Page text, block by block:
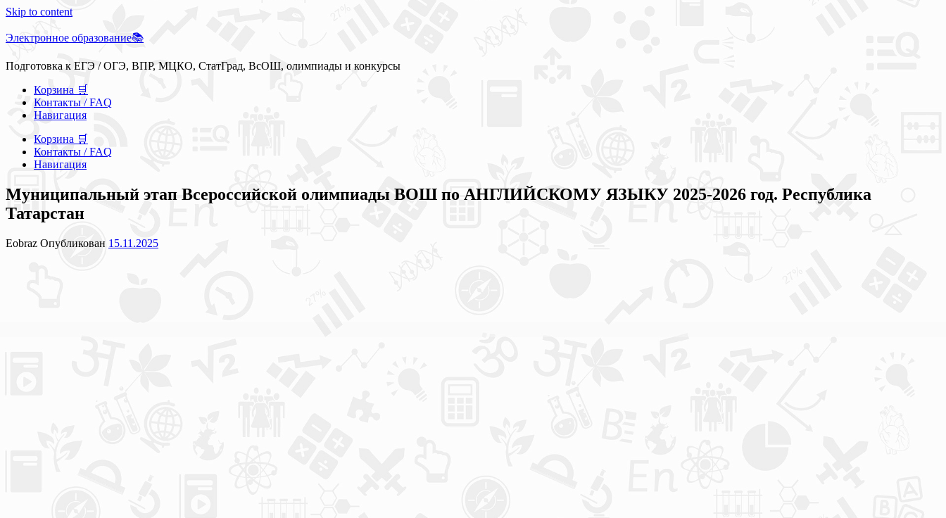
Skip to content
Электронное образование📚
Подготовка к ЕГЭ / ОГЭ, ВПР, МЦКО, СтатГрад, ВсОШ, олимпиады и конкурсы
Корзина 🛒
Контакты / FAQ
Навигация
Корзина 🛒
Контакты / FAQ
Навигация
Муниципальный этап Всероссийской олимпиады ВОШ по АНГЛИЙСКОМУ ЯЗЫКУ 2025-2026 год. Республика
Татарстан
Eobraz Опубликован 15.11.2025